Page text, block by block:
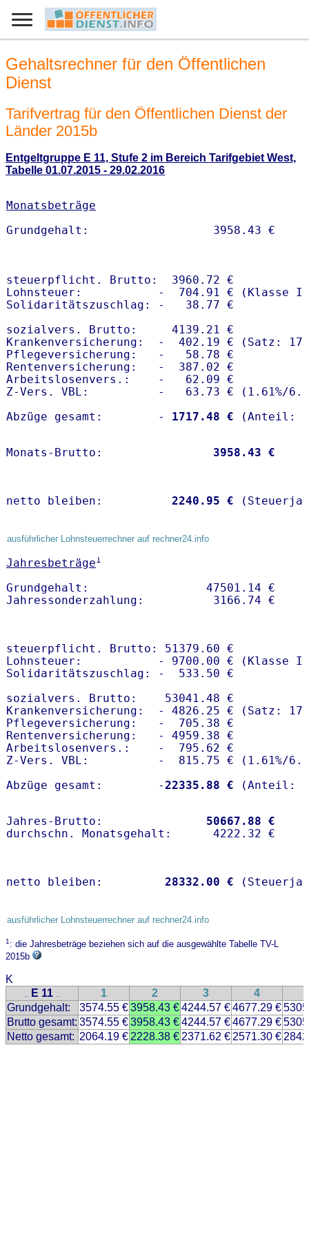
Gehaltsrechner für den Öffentlichen
Dienst
Tarifvertrag für den Öffentlichen Dienst der
Länder 2015b
Entgeltgruppe E 11, Stufe 2 im Bereich Tarifgebiet West,
Tabelle 01.07.2015 - 29.02.2016
Monatsbeträge
steuerpflicht. Brutto:  3960.72 €
Lohnsteuer:           -  704.91 € (Klasse I)
Solidaritätszuschlag: -   38.77 €
sozialvers. Brutto:     4139.21 €
Krankenversicherung:  -  402.19 € (Satz:
Pflegeversicherung:   -   58.78 €
Rentenversicherung:   -  387.02 €
Arbeitslosenvers.:    -   62.09 €
Z-Vers. VBL:          -   63.73 € ( 1.61%/
Abzüge gesamt:        -
1717.48 €
Monats-Brutto: 3958.43 €
netto bleiben: 2240.95 €
ausführlicher Lohnsteuerrechner auf rechner24.info
Jahresbeträge1
Grundgehalt:                 47501.14 €
steuerpflicht. Brutto: 51379.60 €
Lohnsteuer:           - 9700.00 € (Klasse I)
Solidaritätszuschlag: -  533.50 €
sozialvers. Brutto:    53041.48 €
Krankenversicherung:  - 4826.25 € (Satz:
Pflegeversicherung:   -  705.38 €
Rentenversicherung:   - 4959.38 €
Arbeitslosenvers.:    -  795.62 €
Z-Vers. VBL:          -  815.75 € ( 1.61%/
Abzüge gesamt:        -22335.88 €
Jahres-Brutto: 50667.88 €
netto bleiben: 28332.00 €
ausführlicher Lohnsteuerrechner auf rechner24.info
1: die Jahresbeträge beziehen sich auf die ausgewählte Tabelle TV-L
2015b
K
.. E 11 .. 1 2 3 4
Grundgehalt:
3574.55 €3958.43 €4244.57 €4677.29 €
Brutto gesamt: 3574.55 €3958.43 €4244.57 €4677.29 €
Netto gesamt: 2064.19 € 2228.38 € 2371.62 € 2571.30 €